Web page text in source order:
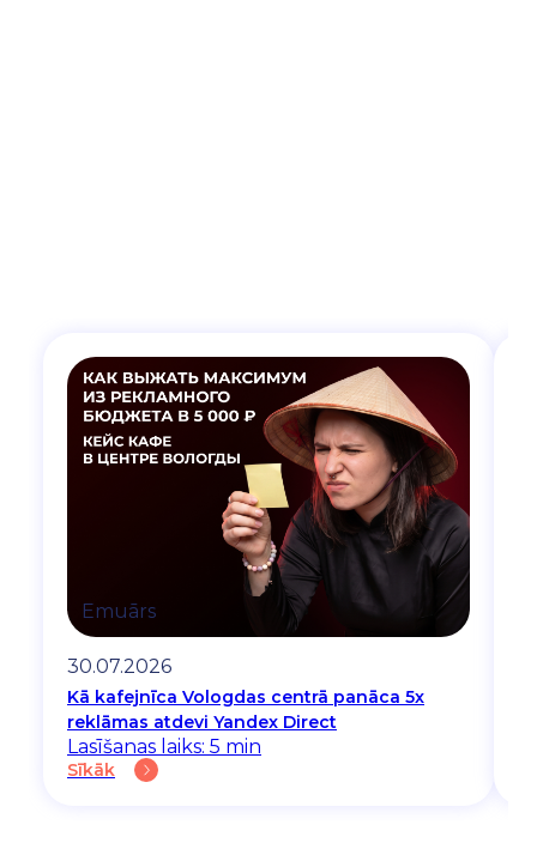
Emuārs
30.07.2026
Kā kafejnīca Vologdas centrā panāca 5x
reklāmas atdevi Yandex Direct
Lasīšanas laiks: 5 min
Sīkāk